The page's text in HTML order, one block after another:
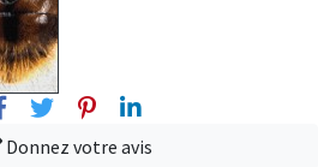
FacebookTwitterPinterest
Linkedin
Donnez votre avis